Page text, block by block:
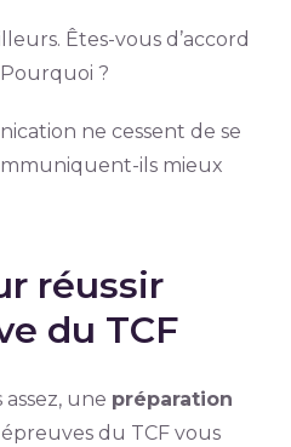
Êtes-vous d’accord
?
ne cessent de se
ils mieux
réussir
du TCF
une préparation
du TCF vous